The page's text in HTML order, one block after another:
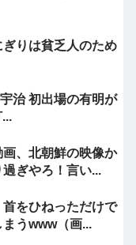
りは貧乏人のため
治 初出場の有明が
、北朝鮮の映像か
ぎやろ！言い...
首をひねっただけで
うwww（画...